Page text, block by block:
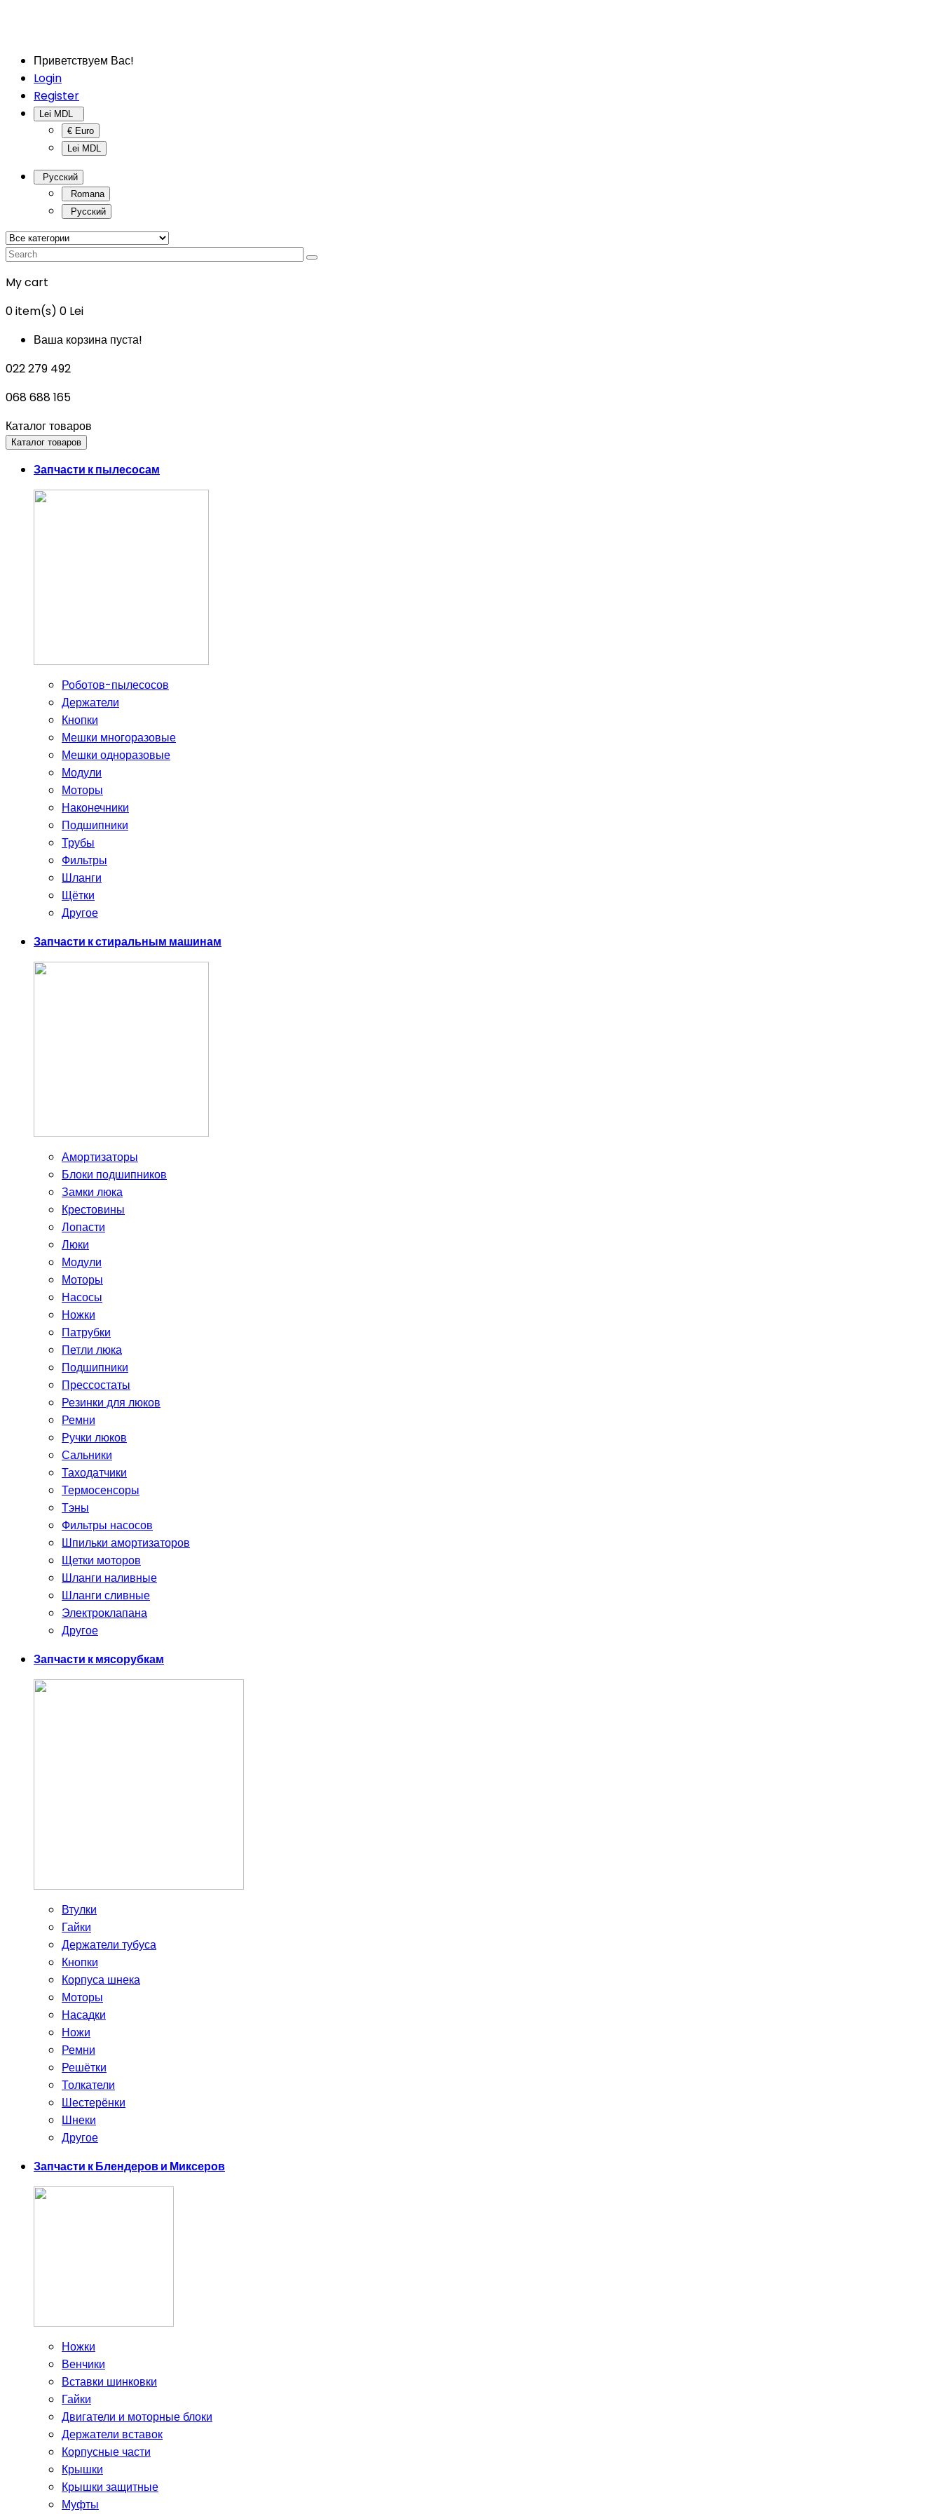
Приветствуем Вас!
Login
Register
€ Euro
Lei MDL
Русский
Romana
Русский
My cart
0item(s) 0 Lei
Ваша корзина пуста!
022 279 492
068 688 165
Каталог товаров
Каталог товаров
Запчасти к пылесосам
Роботов-пылесосов
Держатели
Кнопки
Мешки многоразовые
Мешки одноразовые
Модули
Моторы
Наконечники
Подшипники
Трубы
Фильтры
Шланги
Щётки
Другое
Запчасти к стиральным машинам
Амортизаторы
Блоки подшипников
Замки люка
Крестовины
Лопасти
Люки
Модули
Моторы
Насосы
Ножки
Патрубки
Петли люка
Подшипники
Прессостаты
Резинки для люков
Ремни
Ручки люков
Сальники
Таходатчики
Термосенсоры
Тэны
Фильтры насосов
Шпильки амортизаторов
Щетки моторов
Шланги наливные
Шланги сливные
Электроклапана
Другое
Запчасти к мясорубкам
Втулки
Гайки
Держатели тубуса
Кнопки
Корпуса шнека
Моторы
Насадки
Ножи
Ремни
Решётки
Толкатели
Шестерёнки
Шнеки
Другое
Запчасти к Блендеров и Миксеров
Ножки
Венчики
Вставки шинковки
Гайки
Двигатели и моторные блоки
Держатели вставок
Корпусные части
Крышки
Крышки защитные
Муфты